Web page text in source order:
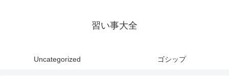
習い事大全
Uncategorized ゴシップ